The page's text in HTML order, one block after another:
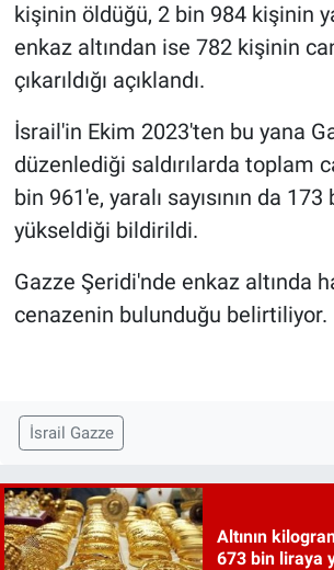
kişinin öldüğü, 2 bin 984 kişinin
enkaz altından ise 782 kişinin
çıkarıldığı açıklandı.
İsrail'in Ekim 2023'ten bu yana
düzenlediği saldırılarda toplam
bin 961'e, yaralı sayısının da 173
yükseldiği bildirildi.
Gazze Şeridi'nde enkaz altında
cenazenin bulunduğu belirtiliyor.
İsrail Gazze
Altının
673 bin liraya